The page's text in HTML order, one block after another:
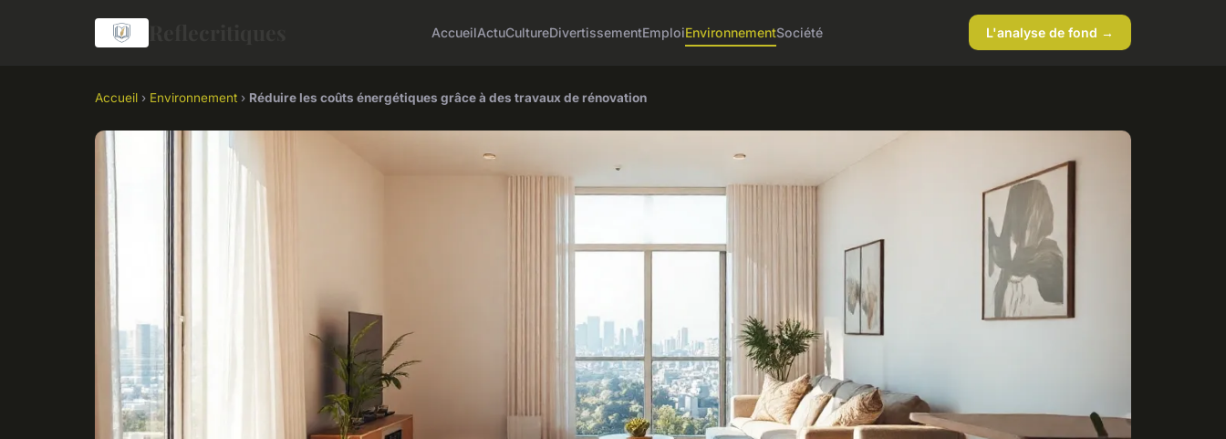
AccueilActuCultureDivertissementEmploiEnvironnementSociété L'analyse de fond →
Accueil › Environnement › Réduire les coûts énergétiques grâce à des travaux de rénovation